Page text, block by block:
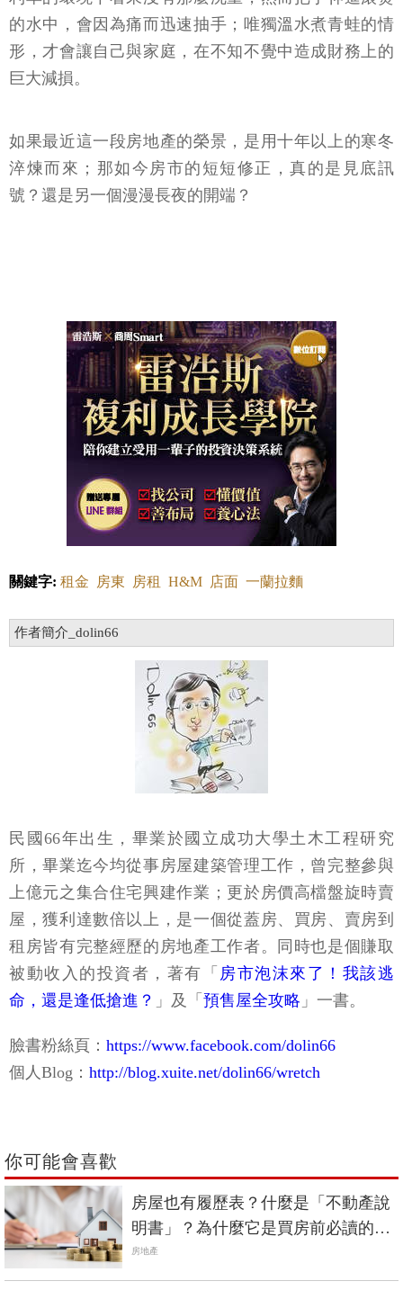
的水中，會因為痛而迅速抽手；唯獨溫水煮青蛙的情
形，才會讓自己與家庭，在不知不覺中造成財務上的
巨大減損。
如果最近這一段房地產的榮景，是用十年以上的寒冬
淬煉而來；那如今房市的短短修正，真的是見底訊
號？還是另一個漫漫長夜的開端？
關鍵字: 租金 房東 房租 H&M 店面 一蘭拉麵
作者簡介_dolin66
民國66年出生，畢業於國立成功大學土木工程研究
所，畢業迄今均從事房屋建築管理工作，曾完整參與
上億元之集合住宅興建作業；更於房價高檔盤旋時賣
屋，獲利達數倍以上，是一個從蓋房、買房、賣房到
租房皆有完整經歷的房地產工作者。同時也是個賺取
被動收入的投資者，著有「 房市泡沫來了！我該逃
命，還是逢低搶進？ 」及「 預售屋全攻略 」一書。
臉書粉絲頁： https://www.facebook.com/dolin66
個人Blog： http://blog.xuite.net/dolin66/wretch
你可能會喜歡
房屋也有履歷表？什麼是「不動產說
明書」？為什麼它是買房前必讀的保
命符？
房地產